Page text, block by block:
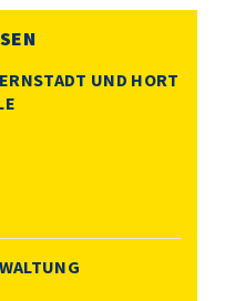
UND HORT